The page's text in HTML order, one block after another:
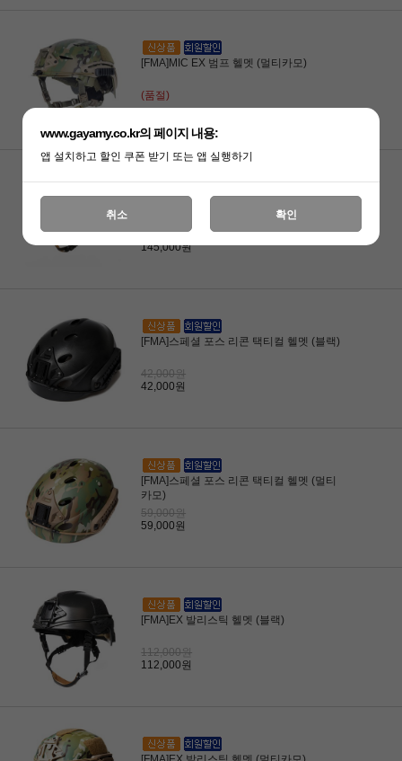
[FMA]MIC EX 범프 헬멧 (멀티카모)
(품절)
[FMA]카이만 범프 헬멧 (레드)
145,000원
145,000원
[FMA]스페셜 포스 리콘 택티컬 헬멧 (블랙)
42,000원
42,000원
[FMA]스페셜 포스 리콘 택티컬 헬멧 (멀티
카모)
59,000원
59,000원
[FMA]EX 발리스틱 헬멧 (블랙)
112,000원
112,000원
www.gayamy.co.kr의 페이지 내용:
앱 설치하고 할인 쿠폰 받기 또는 앱 실행하기
취소 확인